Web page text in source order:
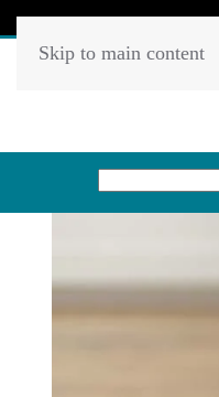
Skip to main content